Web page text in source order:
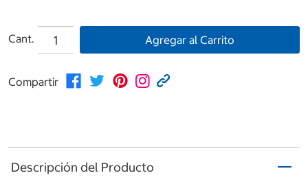
Cant. Agregar al Carrito
Compartir
Descripción del Producto